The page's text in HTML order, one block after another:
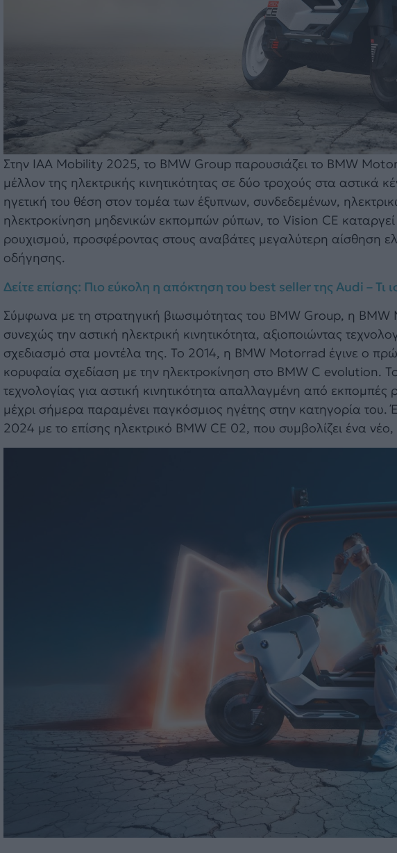
Στην IAA Mobility 2025, το BMW Group παρουσιάζει το BMW
μέλλον της ηλεκτρικής κινητικότητας σε δύο τροχούς στα αστικά
ηγετική του θέση στον τομέα των έξυπνων, συνδεδεμένων,
ηλεκτροκίνηση μηδενικών εκπομπών ρύπων, το Vision CE
ρουχισμού, προσφέροντας στους αναβάτες μεγαλύτερη αίσθηση
οδήγησης.
Δείτε επίσης: Πιο εύκολη η απόκτηση του best seller της Audi – Τι
Σύμφωνα με τη στρατηγική βιωσιμότητας του BMW Group, η
συνεχώς την αστική ηλεκτρική κινητικότητα, αξιοποιώντας
σχεδιασμό στα μοντέλα της. Το 2014, η BMW Motorrad έγινε ο
κορυφαία σχεδίαση με την ηλεκτροκίνηση στο BMW C evolution.
τεχνολογίας για αστική κινητικότητα απαλλαγμένη από
μέχρι σήμερα παραμένει παγκόσμιος ηγέτης στην κατηγορία
2024 με το επίσης ηλεκτρικό BMW CE 02, που συμβολίζει ένα